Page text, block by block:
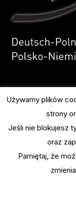
Używamy plików
strony
Jeśli nie blokujesz
oraz
Pamiętaj, że